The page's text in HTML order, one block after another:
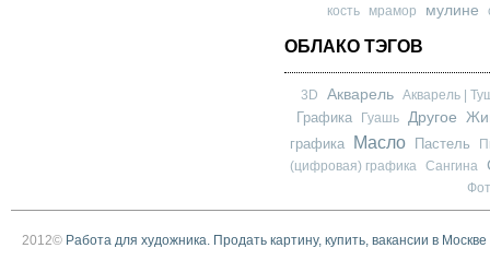
кость мрамор мулине
ОБЛАКО ТЭГОВ
3D Акварель Акварель |
Графика Гуашь Другое
графика
Масло Пастель
(цифровая) графика
Сангина
2012© Работа для художника. Продать картину, купить, вакансии в Москве